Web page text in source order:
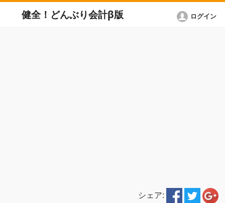
健全！どんぶり会計β版 ログイン
シェア: